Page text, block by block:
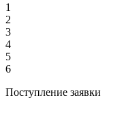
1
2
3
4
5
6
Поступление заявки